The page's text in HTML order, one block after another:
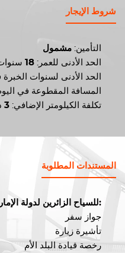
شروط الإيجار
التأمين: مشمول
الحد الأدنى للعمر: 18
الحد الأدنى لسنوات الخبرة
المسافة المقطوعة في
تكلفة الكيلومتر الإضافي: 3
المستندات المطلوبة
للسياح الزائرين لدولة الإمارات:
جواز سفر
تأشيرة زيارة
رخصة قيادة البلد الأم